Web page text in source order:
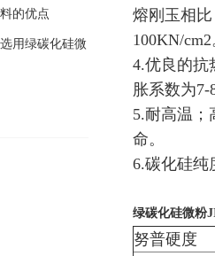
的优点
用绿碳化硅微
熔刚玉相
100KN/
4.优良的抗
胀系数为7-
5.耐高温
命。
6.碳化硅纯
绿碳化硅微粉
努普硬度